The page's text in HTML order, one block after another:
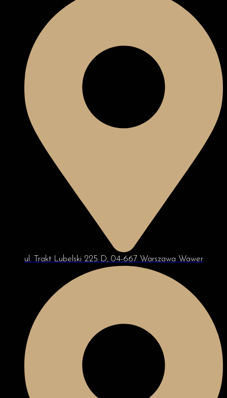
ul. Trakt Lubelski 225 D, 04-667 Warszawa Wawer